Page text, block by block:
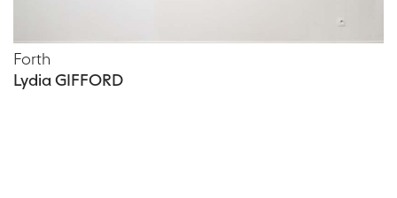
Forth
Lydia GIFFORD